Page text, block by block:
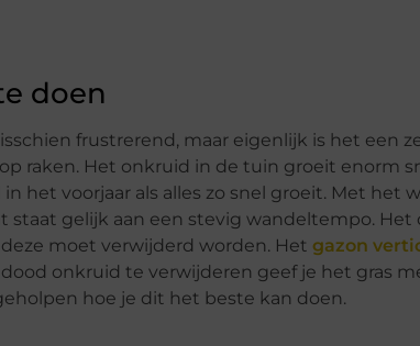
doen
frustrerend, maar eigenlijk is het een
raken. Het onkruid in de tuin groeit enorm
het voorjaar als alles zo snel groeit. Met het
staat gelijk aan een stevig wandeltempo.
moet verwijderd worden. Het gazon
dood onkruid te verwijderen geef je het gras
hoe je dit het beste kan doen.